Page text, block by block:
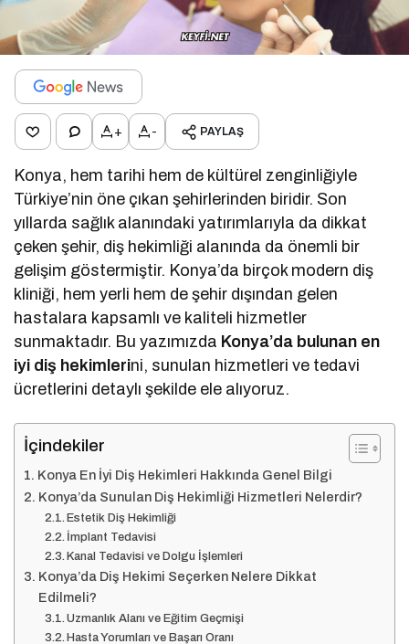
+ - PAYLAŞ
Konya, hem tarihi hem de kültürel zenginliğiyle
Türkiye’nin öne çıkan şehirlerinden biridir. Son
yıllarda sağlık alanındaki yatırımlarıyla da dikkat
çeken şehir, diş hekimliği alanında da önemli bir
gelişim göstermiştir. Konya’da birçok modern diş
kliniği, hem yerli hem de şehir dışından gelen
hastalara kapsamlı ve kaliteli hizmetler
sunmaktadır. Bu yazımızda Konya’da bulunan en
iyi diş hekimlerini, sunulan hizmetleri ve tedavi
ücretlerini detaylı şekilde ele alıyoruz.
İçindekiler
Konya En İyi Diş Hekimleri Hakkında Genel Bilgi
Konya’da Sunulan Diş Hekimliği Hizmetleri Nelerdir?
Estetik Diş Hekimliği
İmplant Tedavisi
Kanal Tedavisi ve Dolgu İşlemleri
Konya’da Diş Hekimi Seçerken Nelere Dikkat
Edilmeli?
Uzmanlık Alanı ve Eğitim Geçmişi
Hasta Yorumları ve Başarı Oranı